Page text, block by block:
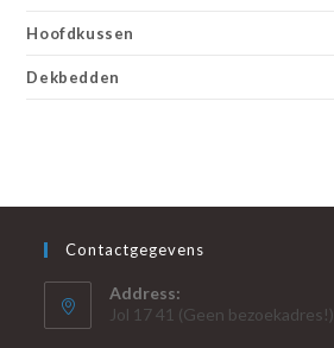
Hoofdkussen
Dekbedden
Contactgegevens
Address:
Jol 17 41 (Geen bezoekadres!)